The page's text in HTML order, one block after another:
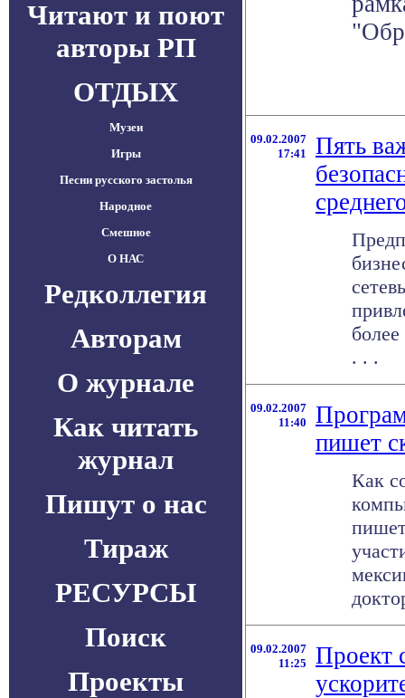
Читают и поют
авторы РП
ОТДЫХ
Музеи
Игры
Песни русского застолья
Народное
Смешное
О НАС
Редколлегия
Авторам
О журнале
Как читать
журнал
Пишут о нас
Тираж
РЕСУРСЫ
Поиск
Проекты
09.02.2007
17:41
Пять
. . .
09.02.2007
11:40
пишет
Как
09.02.2007
11:25
Проект